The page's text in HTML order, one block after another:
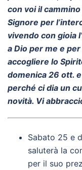
con voi il
Signore per
vivendo con gioia
a Dio per me e
accogliere lo
domenica 26 ott.
perché ci dia un
novità. Vi
Sabato 25 e
saluterà la
per il suo